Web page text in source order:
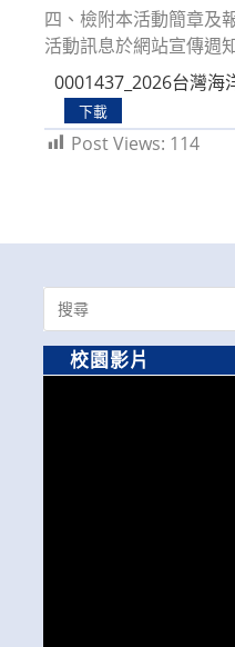
四、檢附本活動簡章及
活動訊息於網站宣傳週
0001437_2026台灣海
下載
Post Views: 114
Search
for:
校園影片